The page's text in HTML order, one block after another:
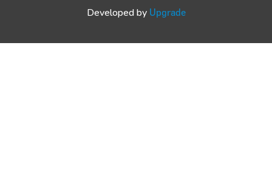
Developed by Upgrade